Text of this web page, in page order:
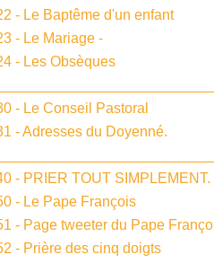
- Le Baptême d'un enfant
- Le Mariage -
- Les Obsèques
- Le Conseil Pastoral
- Adresses du Doyenné.
- PRIER TOUT SIMPLEMENT.
- Le Pape François
- Page tweeter du Pape
- Prière des cinq doigts